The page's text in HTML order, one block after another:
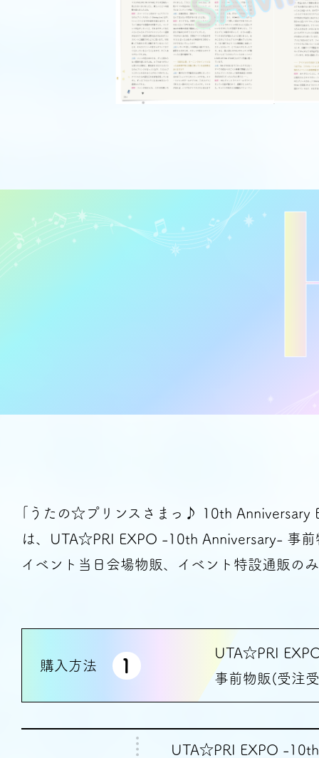
｢うたの☆プリンスさまっ♪ 10th Anniversary
は、 UTA☆PRI EXPO -10th Anniversary- 事前
イベント当日会場物販、 イベント特設通販 の
購入方法 1
UTA☆PRI
事前物販(受注
UTA☆PRI EXPO -